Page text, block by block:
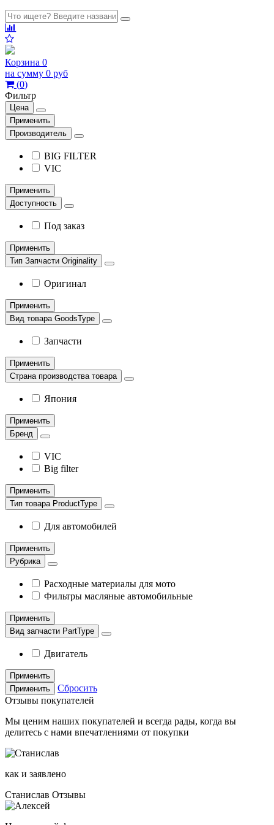
Корзина 0
на сумму 0 руб
(0)
Фильтр
Цена
Применить
Производитель
BIG FILTER
VIC
Применить
Доступность
Под заказ
Применить
Тип Запчасти Originality
Оригинал
Применить
Вид товара GoodsType
Запчасти
Применить
Страна производства товара
Япония
Применить
Бренд
VIC
Big filter
Применить
Тип товара ProductType
Для автомобилей
Применить
Рубрика
Расходные материалы для мото
Фильтры масляные автомобильные
Применить
Вид запчасти PartType
Двигатель
Применить
Применить
Сбросить
Отзывы покупателей
Мы ценим наших покупателей и всегда рады, когда вы
делитесь с нами впечатлениями от покупки
как и заявлено
Станислав Отзывы